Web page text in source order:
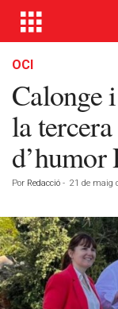
OCI
Calonge
la
d’humor
Por Redacció - 21 de maig